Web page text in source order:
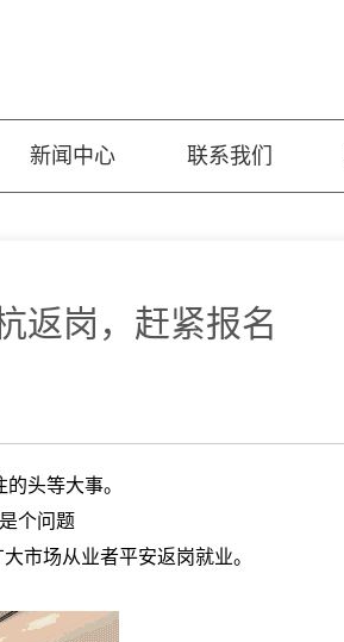
新闻中心 联系我们
返岗，赶紧报名
头等大事。
个问题
市场从业者平安返岗就业。